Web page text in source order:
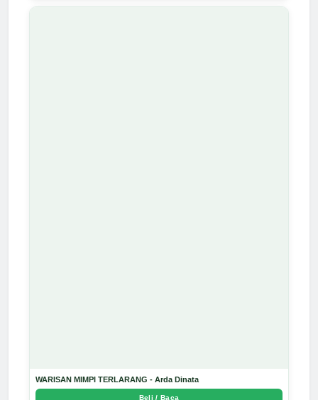
WARISAN MIMPI TERLARANG - Arda Dinata
Beli / Baca